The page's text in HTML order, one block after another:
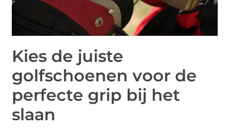
Kies de juiste
golfschoenen voor de
perfecte grip bij het
slaan